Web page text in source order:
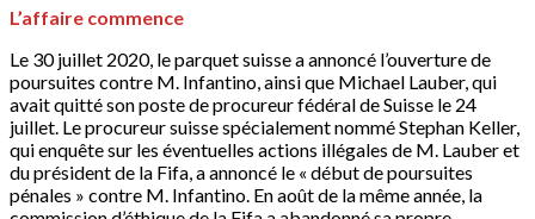
L’affaire commence
Le 30 juillet 2020, le parquet suisse a annoncé l’ouverture de
poursuites contre M. Infantino, ainsi que Michael Lauber, qui
avait quitté son poste de procureur fédéral de Suisse le 24
juillet. Le procureur suisse spécialement nommé Stephan Keller,
qui enquête sur les éventuelles actions illégales de M. Lauber et
du président de la Fifa, a annoncé le « début de poursuites
pénales » contre M. Infantino. En août de la même année, la